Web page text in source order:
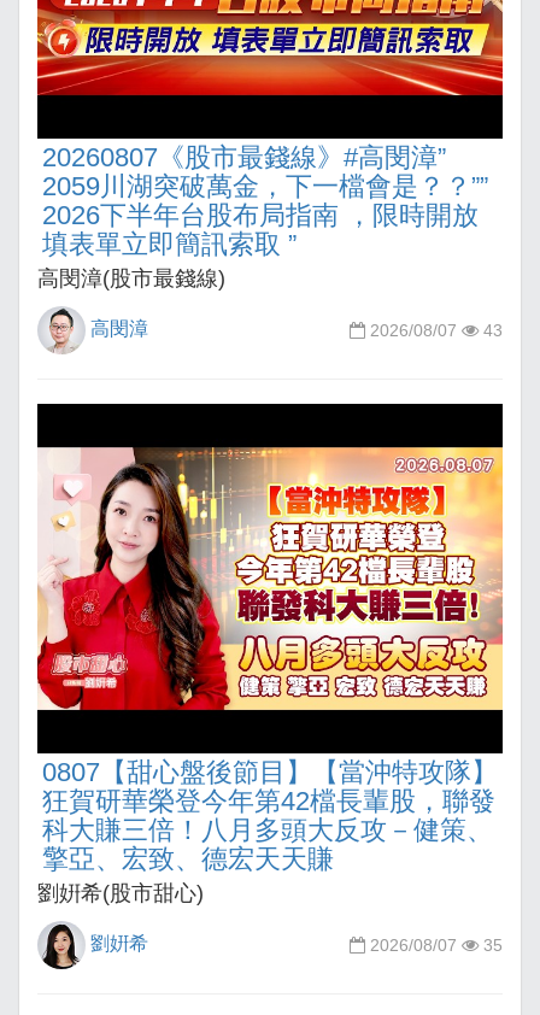
20260807《股市最錢線》#高閔漳”
2059川湖突破萬金，下一檔會是？？””
2026下半年台股布局指南 ，限時開放
填表單立即簡訊索取 ”
高閔漳(股市最錢線)
高閔漳 2026/08/07 43
0807【甜心盤後節目】【當沖特攻隊】
狂賀研華榮登今年第42檔長輩股，聯發
科大賺三倍！八月多頭大反攻－健策、
擎亞、宏致、德宏天天賺
劉姸希(股市甜心)
劉姸希 2026/08/07 35